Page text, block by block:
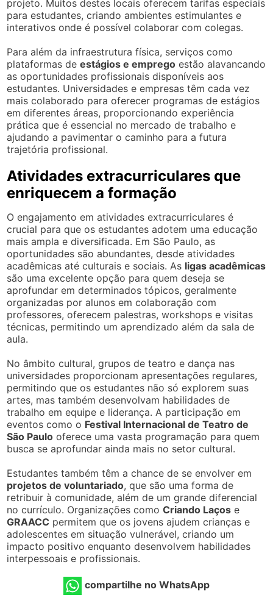
projeto. Muitos destes locais oferecem tarifas especiais
para estudantes, criando ambientes estimulantes e
interativos onde é possível colaborar com colegas.
Para além da infraestrutura física, serviços como
plataformas deestágios e emprego estão alavancando
as oportunidades profissionais disponíveis aos
estudantes. Universidades e empresas têm cada vez
mais colaborado para oferecer programas de estágios
em diferentes áreas, proporcionando experiência
prática que é essencial no mercado de trabalho e
ajudando a pavimentar o caminho para a futura
trajetória profissional.
Atividades extracurriculares que
enriquecem a formação
O engajamento em atividades extracurriculares é
crucial para que os estudantes adotem uma educação
mais ampla e diversificada. Em São Paulo, as
oportunidades são abundantes, desde atividades
acadêmicas até culturais e sociais. As ligas acadêmicas
são uma excelente opção para quem deseja se
aprofundar em determinados tópicos, geralmente
organizadas por alunos em colaboração com
professores, oferecem palestras, workshops e visitas
técnicas, permitindo um aprendizado além da sala de
aula.
No âmbito cultural, grupos de teatro e dança nas
universidades proporcionam apresentações regulares,
permitindo que os estudantes não só explorem suas
artes, mas também desenvolvam habilidades de
trabalho em equipe e liderança. A participação em
eventos como o Festival Internacional de Teatro de
São Paulo oferece uma vasta programação para quem
busca se aprofundar ainda mais no setor cultural.
Estudantes também têm a chance de se envolver em
projetos de voluntariado, que são uma forma de
retribuir à comunidade, além de um grande diferencial
no currículo. Organizações comoCriando Laços e
GRAACC permitem que os jovens ajudem crianças e
adolescentes em situação vulnerável, criando um
impacto positivo enquanto desenvolvem habilidades
interpessoais e profissionais.
compartilhe no WhatsApp